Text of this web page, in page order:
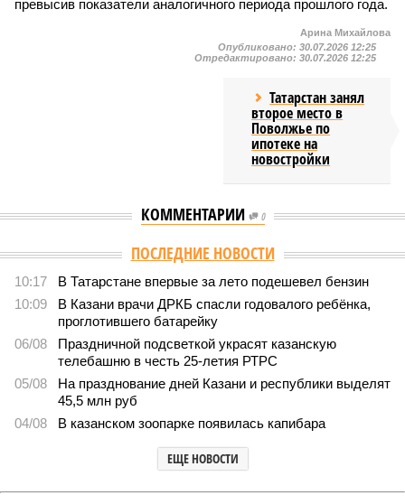
превысив показатели аналогичного периода прошлого года.
Арина Михайлова
Опубликовано: 30.07.2026 12:25
Отредактировано: 30.07.2026 12:25
Татарстан занял
второе место в
Поволжье по
ипотеке на
новостройки
КОММЕНТАРИИ 0
ПОСЛЕДНИЕ НОВОСТИ
10:17
В Татарстане впервые за лето подешевел бензин
10:09
В Казани врачи ДРКБ спасли годовалого ребёнка,
проглотившего батарейку
06/08
Праздничной подсветкой украсят казанскую
телебашню в честь 25-летия РТРС
05/08
На празднование дней Казани и республики выделят
45,5 млн руб
04/08
В казанском зоопарке появилась капибара
ЕЩЕ НОВОСТИ